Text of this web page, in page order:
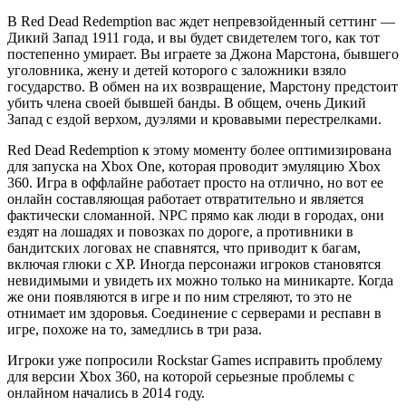
В Red Dead Redemption вас ждет непревзойденный сеттинг —
Дикий Запад 1911 года, и вы будет свидетелем того, как тот
постепенно умирает. Вы играете за Джона Марстона, бывшего
уголовника, жену и детей которого с заложники взяло
государство. В обмен на их возвращение, Марстону предстоит
убить члена своей бывшей банды. В общем, очень Дикий
Запад с ездой верхом, дуэлями и кровавыми перестрелками.
Red Dead Redemption к этому моменту более оптимизирована
для запуска на Xbox One, которая проводит эмуляцию Xbox
360. Игра в оффлайне работает просто на отлично, но вот ее
онлайн составляющая работает отвратительно и является
фактически сломанной. NPC прямо как люди в городах, они
ездят на лошадях и повозках по дороге, а противники в
бандитских логовах не спавнятся, что приводит к багам,
включая глюки с XP. Иногда персонажи игроков становятся
невидимыми и увидеть их можно только на миникарте. Когда
же они появляются в игре и по ним стреляют, то это не
отнимает им здоровья. Соединение с серверами и респавн в
игре, похоже на то, замедлись в три раза.
Игроки уже попросили Rockstar Games исправить проблему
для версии Xbox 360, на которой серьезные проблемы с
онлайном начались в 2014 году.